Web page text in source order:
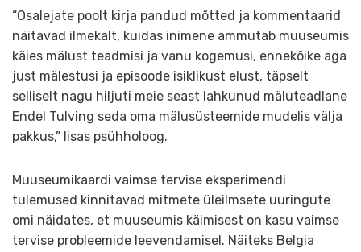
“Osalejate poolt kirja pandud mõtted ja kommentaarid
näitavad ilmekalt, kuidas inimene ammutab muuseumis
käies mälust teadmisi ja vanu kogemusi, ennekõike aga
just mälestusi ja episoode isiklikust elust, täpselt
selliselt nagu hiljuti meie seast lahkunud mäluteadlane
Endel Tulving seda oma mälusüsteemide mudelis välja
pakkus,” lisas psühholoog.
Muuseumikaardi vaimse tervise eksperimendi
tulemused kinnitavad mitmete üleilmsete uuringute
omi näidates, et muuseumis käimisest on kasu vaimse
tervise probleemide leevendamisel. Näiteks Belgia